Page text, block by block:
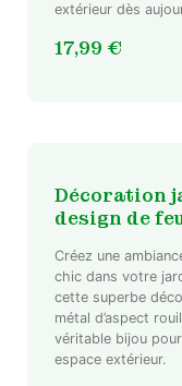
extérieur dès
17,99 €
Décoration
design de
Créez une
chic dans votre
cette superbe
métal d’aspect
véritable bijou
espace extérieur.